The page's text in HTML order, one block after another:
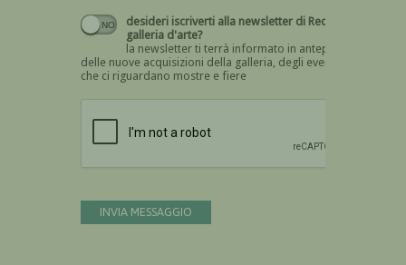
desideri iscriverti alla newsletter di Recta
galleria d'arte?
la newsletter ti terrà informato in anteprima
delle nuove acquisizioni della galleria, degli eventi
che ci riguardano mostre e fiere
INVIA MESSAGGIO